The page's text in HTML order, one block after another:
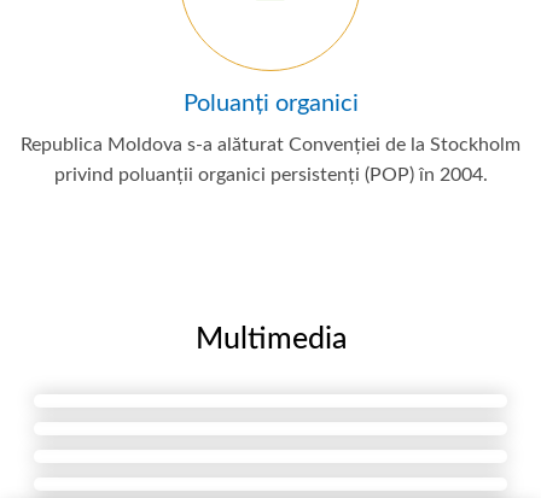
Poluanți organici
Republica Moldova s-a alăturat Convenției de la Stockholm
privind poluanții organici persistenți (POP) în 2004.
Multimedia